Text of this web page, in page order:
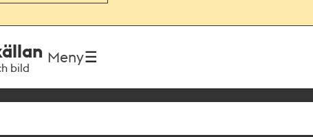
bild
Meny